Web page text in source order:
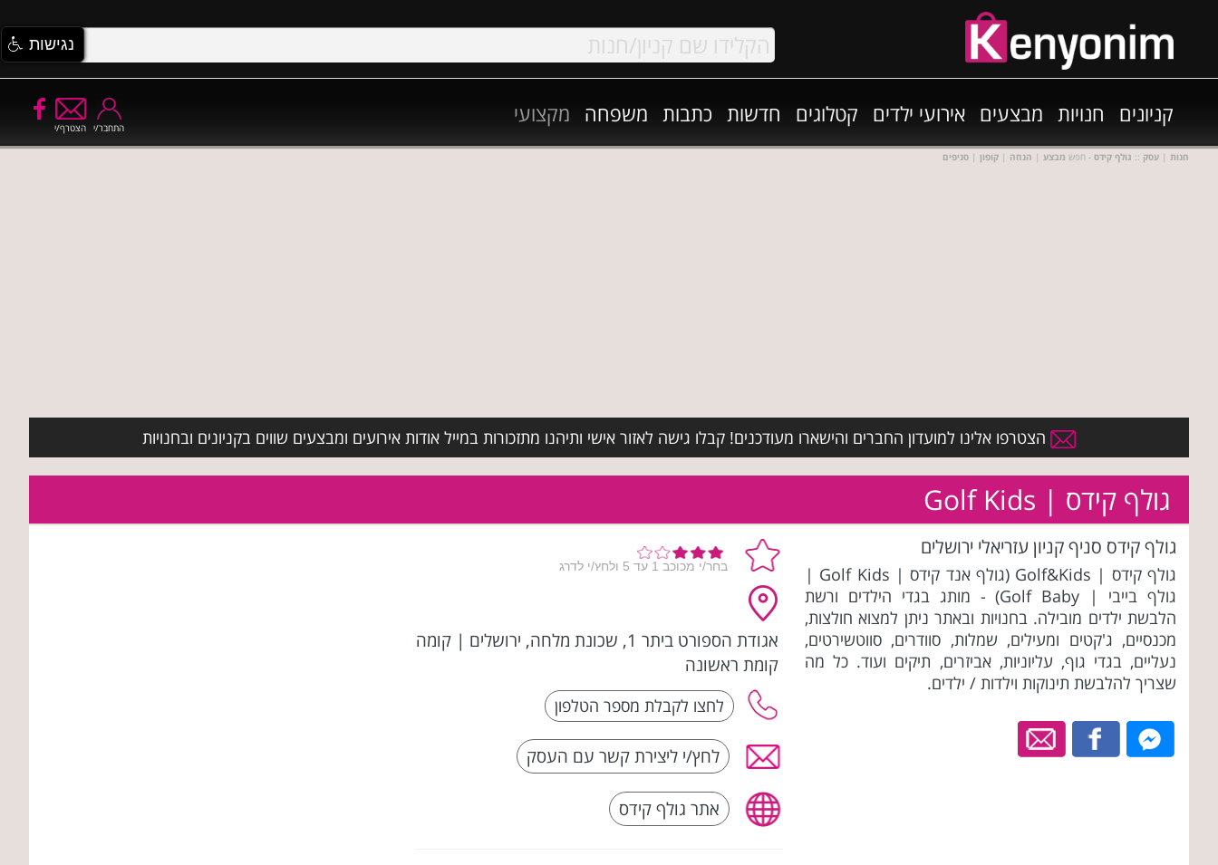
קניונים חנויות מבצעים אירועי ילדים קטלוגים חדשות כתבות משפחה מקצועי
הצטרף/י התחבר/י
חנות | עסק :: גולף קידס - חפש מבצע | הנחה | קופון | סניפים
הצטרפו אלינו למועדון החברים והישארו מעודכנים! קבלו גישה לאזור אישי ותיהנו מתזכורות במייל אודות אירועים ומבצעים שווים בקניונים ובחנויות
גולף קידס | Golf Kids
גולף קידס סניף קניון עזריאלי ירושלים
גולף קידס | Golf&Kids (גולף אנד קידס | Golf Kids |
גולף בייבי | Golf Baby) - מותג בגדי הילדים ורשת
הלבשת ילדים מובילה. בחנויות ובאתר ניתן למצוא חולצות,
מכנסיים, ג'קטים ומעילים, שמלות, סוודרים, סווטשירטים,
נעליים, בגדי גוף, עליוניות, אביזרים, תיקים ועוד. כל מה
שצריך להלבשת תינוקות וילדות / ילדים.
אגודת הספורט ביתר 1, שכונת מלחה, ירושלים | קומה
קומת ראשונה
לחץ/י ליצירת קשר עם העסק
אתר גולף קידס
נגישות